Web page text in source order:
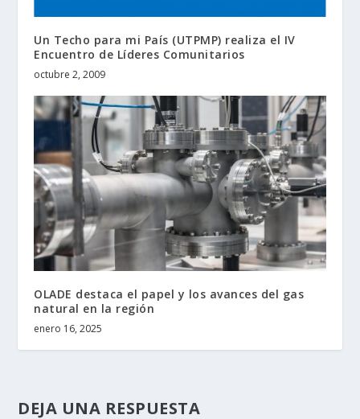
Un Techo para mi País (UTPMP) realiza el IV
Encuentro de Líderes Comunitarios
octubre 2, 2009
OLADE destaca el papel y los avances del gas
natural en la región
enero 16, 2025
DEJA UNA RESPUESTA